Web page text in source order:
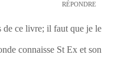
RÉPONDRE
de ce livre; il faut que je le
connaisse St Ex et son